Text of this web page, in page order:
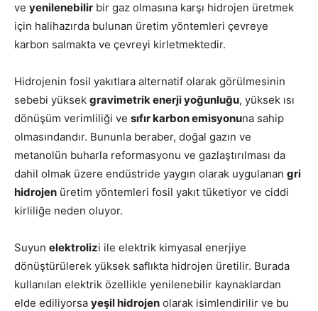
ve yenilenebilir bir gaz olmasına karşı hidrojen üretmek
için halihazırda bulunan üretim yöntemleri çevreye
karbon salmakta ve çevreyi kirletmektedir.
Hidrojenin fosil yakıtlara alternatif olarak görülmesinin
sebebi yüksek gravimetrik enerji yoğunluğu, yüksek ısı
dönüşüm verimliliği ve sıfır karbon emisyonuna sahip
olmasındandır. Bununla beraber, doğal gazın ve
metanolün buharla reformasyonu ve gazlaştırılması da
dahil olmak üzere endüstride yaygın olarak uygulanan gri
hidrojen üretim yöntemleri fosil yakıt tüketiyor ve ciddi
kirliliğe neden oluyor.
Suyun elektrolizi ile elektrik kimyasal enerjiye
dönüştürülerek yüksek saflıkta hidrojen üretilir. Burada
kullanılan elektrik özellikle yenilenebilir kaynaklardan
elde ediliyorsa yeşil hidrojen olarak isimlendirilir ve bu